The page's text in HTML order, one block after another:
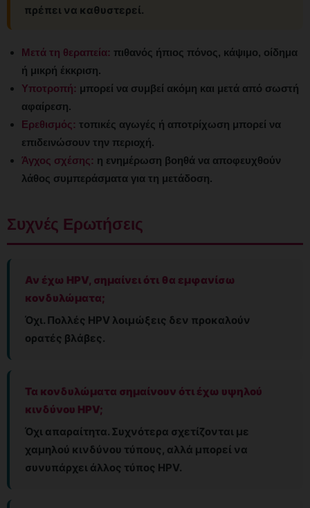
πρέπει να καθυστερεί.
Μετά τη θεραπεία: πιθανός ήπιος πόνος, κάψιμο, οίδημα
ή μικρή έκκριση.
Υποτροπή: μπορεί να συμβεί ακόμη και μετά από σωστή
αφαίρεση.
Ερεθισμός: τοπικές αγωγές ή αποτρίχωση μπορεί να
επιδεινώσουν την περιοχή.
Άγχος σχέσης: η ενημέρωση βοηθά να αποφευχθούν
λάθος συμπεράσματα για τη μετάδοση.
Συχνές Ερωτήσεις
Αν έχω HPV, σημαίνει ότι θα εμφανίσω
κονδυλώματα;
Όχι. Πολλές HPV λοιμώξεις δεν προκαλούν
ορατές βλάβες.
Τα κονδυλώματα σημαίνουν ότι έχω υψηλού
κινδύνου HPV;
Όχι απαραίτητα. Συχνότερα σχετίζονται με
χαμηλού κινδύνου τύπους, αλλά μπορεί να
συνυπάρχει άλλος τύπος HPV.